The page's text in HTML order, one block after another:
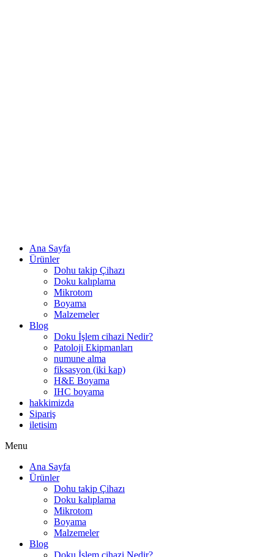
Ana Sayfa
Ürünler
Dohu takip Çihazı
Doku kalıplama
Mikrotom
Boyama
Malzemeler
Blog
Doku İşlem cihazi Nedir?
Patoloji Ekipmanları
numune alma
fiksasyon (iki kap)
H&E Boyama
IHC boyama
hakkimizda
Sipariş
iletisim
Menu
Ana Sayfa
Ürünler
Dohu takip Çihazı
Doku kalıplama
Mikrotom
Boyama
Malzemeler
Blog
Doku İşlem cihazi Nedir?